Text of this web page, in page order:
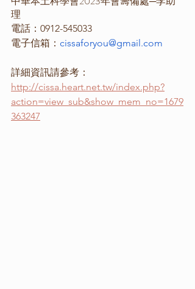
理
電話：0912-545033
電子信箱： cissaforyou@gmail.com
詳細資訊請參考：
http://cissa.heart.net.tw/index.php?
action=view_sub&show_mem_no=1679
363247